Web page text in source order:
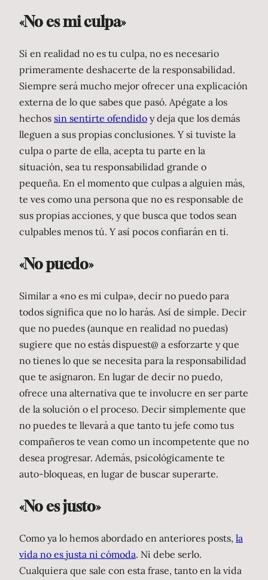
«No es mi culpa»
Si en realidad no es tu culpa, no es necesario
primeramente deshacerte de la responsabilidad.
Siempre será mucho mejor ofrecer una explicación
externa de lo que sabes que pasó. Apégate a los
hechos sin sentirte ofendido y deja que los demás
lleguen a sus propias conclusiones. Y si tuviste la
culpa o parte de ella, acepta tu parte en la
situación, sea tu responsabilidad grande o
pequeña. En el momento que culpas a alguien más,
te ves como una persona que no es responsable de
sus propias acciones, y que busca que todos sean
culpables menos tú. Y así pocos confiarán en ti.
«No puedo»
Similar a «no es mi culpa», decir no puedo para
todos significa que no lo harás. Así de simple. Decir
que no puedes (aunque en realidad no puedas)
sugiere que no estás dispuest@ a esforzarte y que
no tienes lo que se necesita para la responsabilidad
que te asignaron. En lugar de decir no puedo,
ofrece una alternativa que te involucre en ser parte
de la solución o el proceso. Decir simplemente que
no puedes te llevará a que tanto tu jefe como tus
compañeros te vean como un incompetente que no
desea progresar. Además, psicológicamente te
auto-bloqueas, en lugar de buscar superarte.
«No es justo»
Como ya lo hemos abordado en anteriores posts, la
vida no es justa ni cómoda. Ni debe serlo.
Cualquiera que sale con esta frase, tanto en la vida